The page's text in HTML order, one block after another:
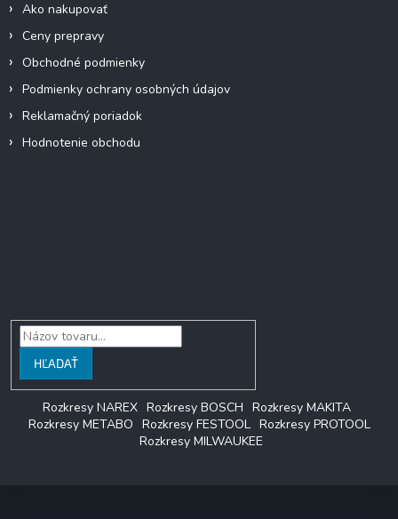
Ako nakupovať
Ceny prepravy
Obchodné podmienky
Podmienky ochrany osobných údajov
Reklamačný poriadok
Hodnotenie obchodu
HĽADAŤ
Rozkresy NAREX Rozkresy BOSCH Rozkresy MAKITA
Rozkresy METABO Rozkresy FESTOOL Rozkresy PROTOOL
Rozkresy MILWAUKEE